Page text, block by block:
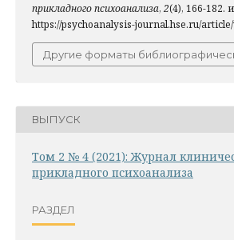
прикладного психоанализа, 2(4), 166-182.
https://psychoanalysis-journal.hse.ru/
Другие форматы
ВЫПУСК
Том 2 № 4 (2021): Журнал
прикладного психоанализа
РАЗДЕЛ